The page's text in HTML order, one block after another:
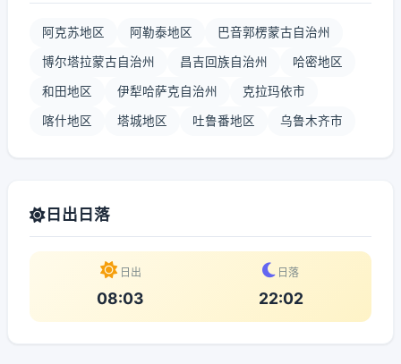
阿克苏地区 阿勒泰地区 巴音郭楞蒙古自治州
博尔塔拉蒙古自治州 昌吉回族自治州 哈密地区
和田地区 伊犁哈萨克自治州 克拉玛依市
喀什地区 塔城地区 吐鲁番地区 乌鲁木齐市
日出日落
日出
08:03
日落
22:02